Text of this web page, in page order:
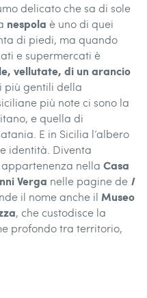
delicato che sa di sole
nespola è uno di quei
di piedi, ma quando
e supermercati è
vellutate, di un arancio
più gentili della
più note ci sono la
e quella di
E in Sicilia l’albero
identità. Diventa
nella Casa
Verga nelle pagine de I
il nome anche il Museo
, che custodisce la
profondo tra territorio,